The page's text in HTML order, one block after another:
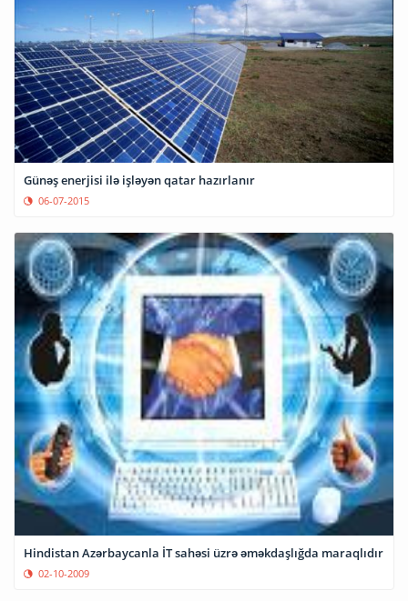
Günəş enerjisi ilə işləyən qatar hazırlanır
06-07-2015
Hindistan Azərbaycanla İT sahəsi üzrə əməkdaşlığda maraqlıdır
02-10-2009